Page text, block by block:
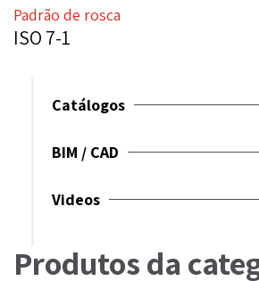
Padrão de rosca
ISO 7-1
Catálogos
BIM / CAD
Videos
Produtos da